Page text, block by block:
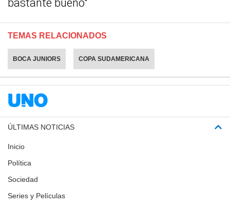
bastante bueno"
TEMAS RELACIONADOS
BOCA JUNIORS COPA SUDAMERICANA
ÚLTIMAS NOTICIAS
Inicio
Política
Sociedad
Series y Películas